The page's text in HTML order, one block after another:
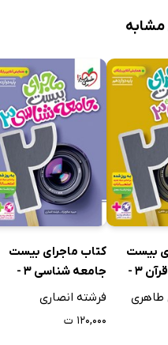
برای شب امتحان
(مرور طلایی)
بیست
عربی، زبان قرآن 3 -
کتاب ماجرای بیست
جامعه شناسی 3 -
رشته علوم انسانی
فرشته انصاری
۱۲۰,۰۰۰ ت